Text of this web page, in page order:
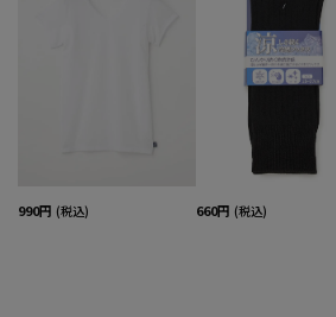
990円 (税込) 660円 (税込)